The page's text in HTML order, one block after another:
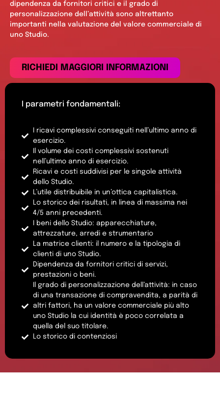
dipendenza da fornitori critici e il grado di
personalizzazione dell’attività sono altrettanto
importanti nella valutazione del valore commerciale di
uno Studio.
RICHIEDI MAGGIORI INFORMAZIONI
I parametri fondamentali:
I ricavi complessivi conseguiti nell’ultimo anno di
esercizio.
Il volume dei costi complessivi sostenuti
nell’ultimo anno di esercizio.
Ricavi e costi suddivisi per le singole attività
dello Studio.
L’utile distribuibile in un’ottica capitalistica.
Lo storico dei risultati, in linea di massima nei
4/5 anni precedenti.
I beni dello Studio: apparecchiature,
attrezzature, arredi e strumentario
La matrice clienti: il numero e la tipologia di
clienti di uno Studio.
Dipendenza da fornitori critici di servizi,
prestazioni o beni.
Il grado di personalizzazione dell’attività: in caso
di una transazione di compravendita, a parità di
altri fattori, ha un valore commerciale più alto
uno Studio la cui identità è poco correlata a
quella del suo titolare.
Lo storico di contenziosi